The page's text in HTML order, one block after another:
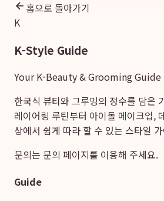
홈으로 돌아가기
K
K-Style Guide
Your K-Beauty & Grooming Guide
한국식 뷰티와 그루밍의 정수를 담은
레이어링 루틴부터 아이돌 메이크업,
상에서 쉽게 따라 할 수 있는 스타일
문의는 문의 페이지를 이용해 주세요.
Guide